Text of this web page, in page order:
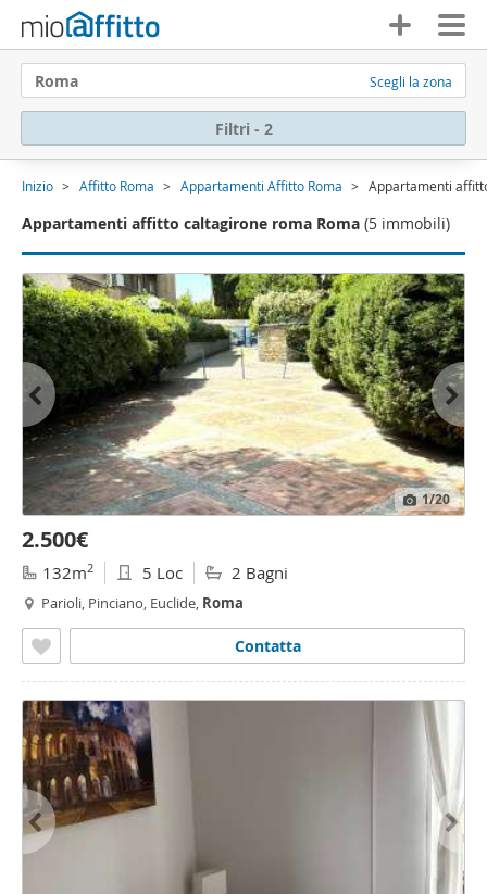
Roma Scegli la zona
Filtri - 2
Inizio Affitto Roma Appartamenti Affitto Roma Appartamenti
Appartamenti affitto caltagirone roma Roma (5 immobili)
1/20
2.500€
132m2 5 Loc 2 Bagni
Parioli, Pinciano, Euclide, Roma
Contatta